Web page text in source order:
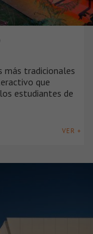
más tradicionales
que
estudiantes de
VER +